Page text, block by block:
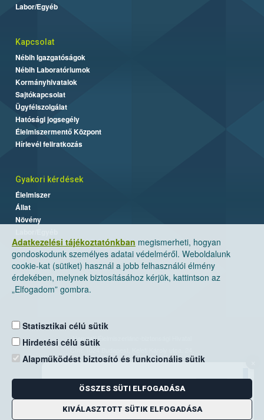
Adatkezelési tájékoztatónkban megismerheti, hogyan
gondoskodunk személyes adatai védelméről. Weboldalunk
cookie-kat (sütiket) használ a jobb felhasználói élmény
érdekében, melynek biztosításához kérjük, kattintson az
„Elfogadom” gombra.
Statisztikai célú sütik
Hirdetési célú sütik
Alapműködést biztosító és funkcionális sütik
ÖSSZES SÜTI ELFOGADÁSA
KIVÁLASZTOTT SÜTIK ELFOGADÁSA
Labor/Egyéb
Kapcsolat
Nébih Igazgatóságok
Nébih Laboratóriumok
Kormányhivatalok
Sajtókapcsolat
Ügyfélszolgálat
Hatósági jogsegély
Élelmiszermentő Központ
Hírlevél feliratkozás
Gyakori kérdések
Élelmiszer
Állat
Növény
Nemzeti Élelmiszerlánc-biztonsági Hivatal
Levelezési cím: 1525 Budapest. Pf. 30.
E-mail:ugyfelszolgalat@nebih.gov.hu
Zöld szám: 06-80/263-244
Telefon: 06-1/ 336-9000